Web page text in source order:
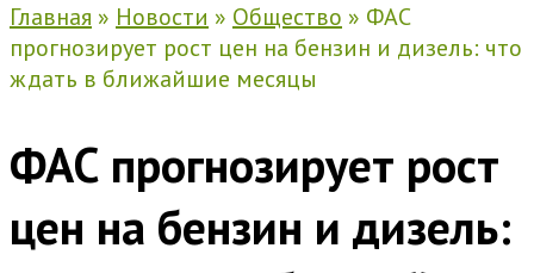
Главная » Новости » Общество » ФАС
прогнозирует рост цен на бензин и дизель: что
ждать в ближайшие месяцы
ФАС прогнозирует рост
цен на бензин и дизель: